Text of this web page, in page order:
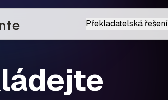
Překladatelská řešení